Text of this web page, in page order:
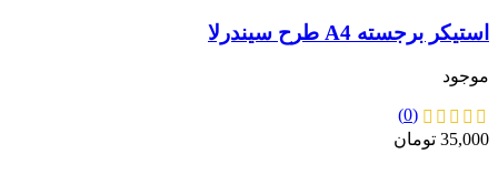
استیکر برجسته A4 طرح سیندرلا
موجود
(0)
35,000 تومان